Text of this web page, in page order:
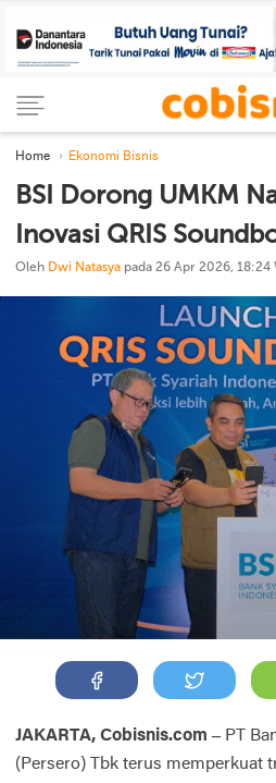
Home Ekonomi Bisnis
BSI Dorong UMKM
Inovasi QRIS
Oleh Dwi Natasya pada 26 Apr 2026, 18:24
JAKARTA, Cobisnis.com – PT
(Persero) Tbk terus memperkuat